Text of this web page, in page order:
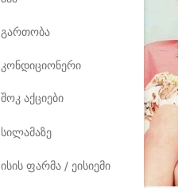
გართობა
კონდიციონერი
შოკ აქციები
სილამაზე
ისის ფარმა / ეისიემი